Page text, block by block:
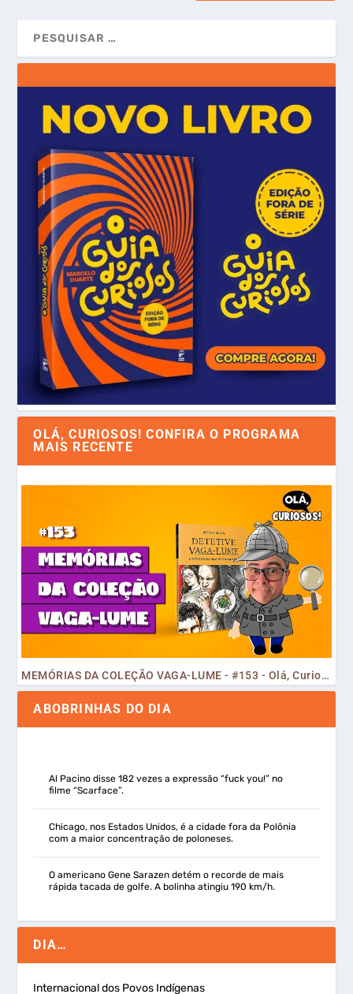
OLÁ, CURIOSOS! CONFIRA O PROGRAMA
MAIS RECENTE
MEMÓRIAS DA COLEÇÃO VAGA-LUME - #153 - Olá, Curiosos! 2023
ABOBRINHAS DO DIA
Al Pacino disse 182 vezes a expressão “fuck you!” no
filme “Scarface”.
Chicago, nos Estados Unidos, é a cidade fora da Polônia
com a maior concentração de poloneses.
O americano Gene Sarazen detém o recorde de mais
rápida tacada de golfe. A bolinha atingiu 190 km/h.
DIA…
Internacional dos Povos Indígenas